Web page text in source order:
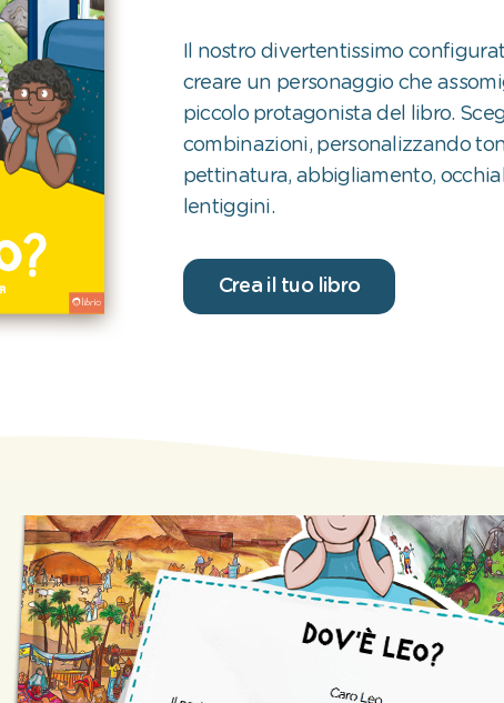
Il nostro divertentissimo
creare un personaggio che
piccolo protagonista del libro.
combinazioni, personalizzando
pettinatura, abbigliamento,
lentiggini.
Crea il tuo libro